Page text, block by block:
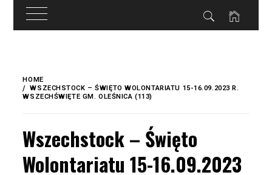
treści
content
HOME
WSZECHSTOCK – ŚWIĘTO WOLONTARIATU 15-16.09.2023 R.
WSZECHŚWIĘTE GM. OLEŚNICA (113)
Wszechstock – Święto
Wolontariatu 15-16.09.2023